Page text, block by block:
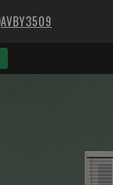
AVBY3509